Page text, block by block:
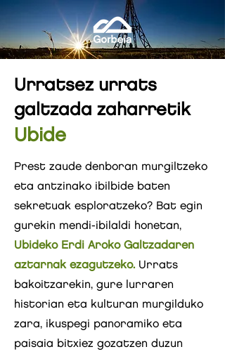
Urratsez urrats
galtzada zaharretik
Ubide
Prest zaude denboran murgiltzeko
eta antzinako ibilbide baten
sekretuak esploratzeko? Bat egin
gurekin mendi-ibilaldi honetan,
Ubideko Erdi Aroko Galtzadaren
aztarnak ezagutzeko. Urrats
bakoitzarekin, gure lurraren
historian eta kulturan murgilduko
zara, ikuspegi panoramiko eta
paisaia bitxiez gozatzen duzun